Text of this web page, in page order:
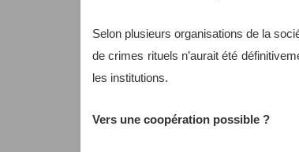
Selon plusieurs organisations de la
de crimes rituels n’aurait été
les institutions.
Vers une coopération possible ?